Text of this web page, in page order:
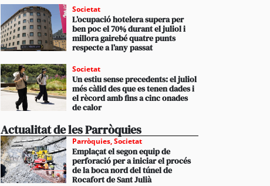
Societat
L’ocupació hotelera supera per
ben poc el 70% durant el juliol i
millora gairebé quatre punts
respecte a l’any passat
Societat
Un estiu sense precedents: el juliol
més càlid des que es tenen dades i
el rècord amb fins a cinc onades
de calor
Actualitat de les Parròquies
Parròquies,Societat
Emplaçat el segon equip de
perforació per a iniciar el procés
de la boca nord del túnel de
Rocafort de Sant Julià